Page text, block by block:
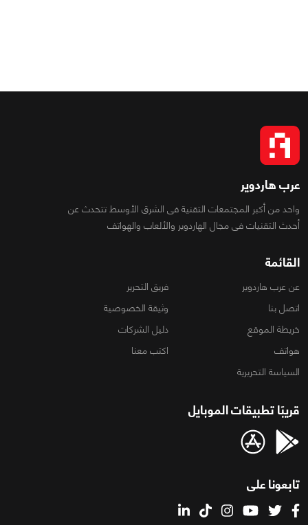
عرب هاردوير
واحد من أكبر المجتمعات التقنية فى الشرق الأوسط تتحدث عن
أحدث التقنيات فى مجال الهاردوير والألعاب والهواتف
القائمة
عن عرب هاردوير
فريق التحرير
اتصل بنا
وثيقة الخصوصية
خريطة الموقع
دليل الشركات
هواتف
اكتب معنا
السياسة التحريرية
قريبًا تطبيقات الموبايل
تابعونا على